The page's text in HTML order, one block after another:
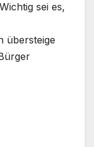
sei es,
übersteige